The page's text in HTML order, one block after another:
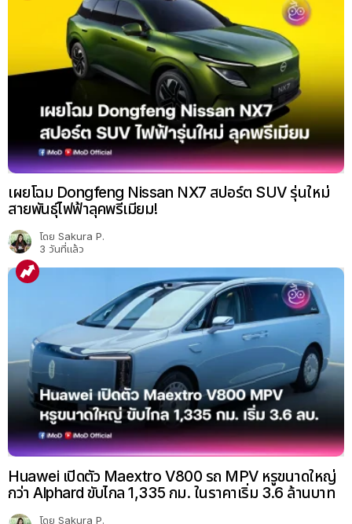
เผยโฉม Dongfeng Nissan NX7 สปอร์ต SUV รุ่นใหม่
สายพันธุ์ไฟฟ้าลุคพรีเมียม!
โดย Sakura P.
3 วันที่แล้ว
Huawei เปิดตัว Maextro V800 รถ MPV หรูขนาดใหญ่
กว่า Alphard ขับไกล 1,335 กม. ในราคาเริ่ม 3.6 ล้านบาท
โดย Sakura P.